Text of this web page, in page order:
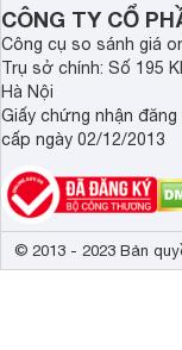
CÔNG TY CỔ
Công cụ so sánh giá
Trụ sở chính: Số 195
Hà Nội
Giấy chứng nhận
cấp ngày 02/12/2013
© 2013 - 2023 Bản